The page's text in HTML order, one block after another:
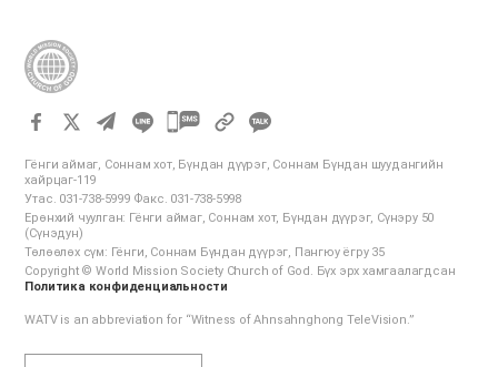
카
오
공
유
하
Гёнги аймаг, Соннам хот, Бүндан дүүрэг, Соннам Бүндан шуудангийн
хайрцаг-119
Утас. 031-738-5999 Факс. 031-738-5998
Ерөнхий чуулган: Гёнги аймаг, Соннам хот, Бүндан дүүрэг, Сүнэру 50
(Сүнэдун)
Төлөөлөх сүм: Гёнги, Соннам Бүндан дүүрэг, Пангюу ёгру 35
Copyright © World Mission Society Church of God. Бүх эрх хамгаалагдсан
Политика конфиденциальности
WATV is an abbreviation for “Witness of Ahnsahnghong TeleVision.”